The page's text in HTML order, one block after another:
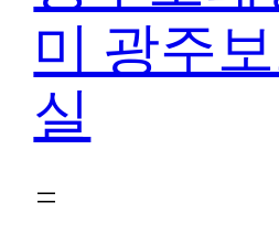
미 광주
실